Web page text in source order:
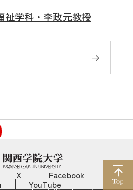
祉学科・李政元教授
X Facebook
YouTube